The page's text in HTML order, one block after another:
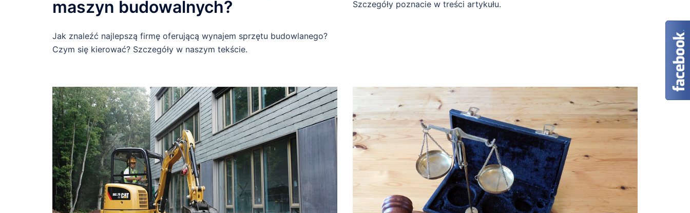
maszyn budowalnych?
Jak znaleźć najlepszą firmę oferującą wynajem sprzętu budowlanego?
Czym się kierować? Szczegóły w naszym tekście.
Szczegóły poznacie w treści artykułu.